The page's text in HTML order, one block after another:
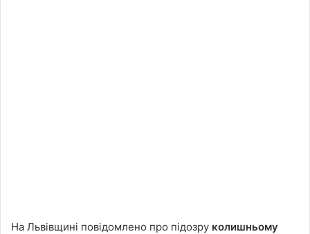
На Львівщині повідомлено про підозру колишньому